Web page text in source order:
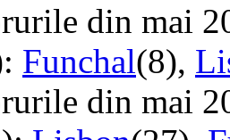
din mai
Funchal(8),
din mai